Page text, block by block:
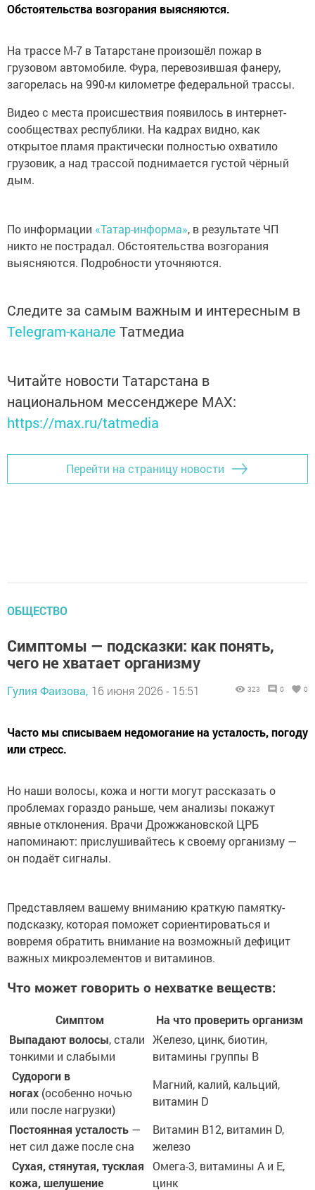
Обстоятельства возгорания выясняются.
На трассе М-7 в Татарстане произошёл пожар в
грузовом автомобиле. Фура, перевозившая фанеру,
загорелась на 990-м километре федеральной трассы.
Видео с места происшествия появилось в интернет-
сообществах республики. На кадрах видно, как
открытое пламя практически полностью охватило
грузовик, а над трассой поднимается густой чёрный
дым.
По информации «Татар-информа», в результате ЧП
никто не пострадал. Обстоятельства возгорания
выясняются. Подробности уточняются.
Следите за самым важным и интересным в
Telegram-канале Татмедиа
Читайте новости Татарстана в
национальном мессенджере MАХ:
https://max.ru/tatmedia
Перейти на страницу новости
ОБЩЕСТВО
Симптомы — подсказки: как понять,
чего не хватает организму
Гулия Фаизова, 16 июня 2026 - 15:51 323 0 0
Часто мы списываем недомогание на усталость, погоду
или стресс.
Но наши волосы, кожа и ногти могут рассказать о
проблемах гораздо раньше, чем анализы покажут
явные отклонения. Врачи Дрожжановской ЦРБ
напоминают: прислушивайтесь к своему организму —
он подаёт сигналы.
Представляем вашему вниманию краткую памятку-
подсказку, которая поможет сориентироваться и
вовремя обратить внимание на возможный дефицит
важных микроэлементов и витаминов.
Что может говорить о нехватке веществ:
Симптом
На что проверить организм
Выпадают волосы, стали
тонкими и слабыми
Железо, цинк, биотин,
витамины группы В
Судороги в
ногах (особенно ночью
или после нагрузки)
Магний, калий, кальций,
витамин D
Постоянная усталость —
нет сил даже после сна
Витамин В12, витамин D,
железо
Сухая, стянутая, тусклая
кожа, шелушение
Омега-3, витамины А и Е,
цинк